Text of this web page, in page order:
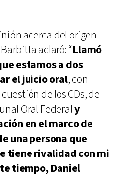
acerca del origen
aclaró: “Llamó
estamos a dos
el juicio oral, con
de los CDs, de
Oral Federaly
en el marco de
una persona que
tiene rivalidad con mi
tiempo,Daniel